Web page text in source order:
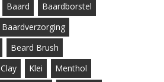
Baard
Baardborstel
Baardverzorging
Beard Brush
Clay Klei
Menthol